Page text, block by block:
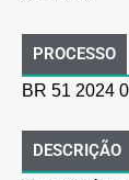
PROCESSO
BR 51 2024
DESCRIÇÃO